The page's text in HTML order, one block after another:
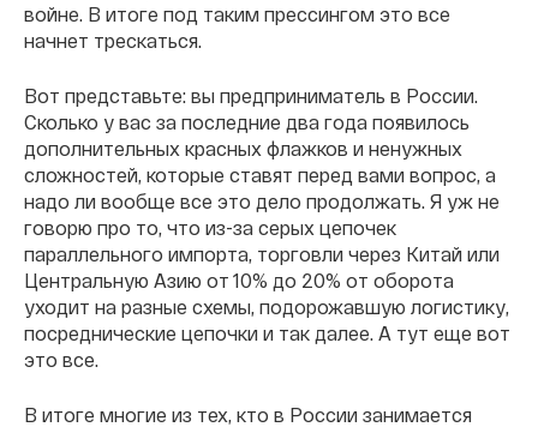
войне. В итоге под таким прессингом это все
начнет трескаться.
Вот представьте: вы предприниматель в России.
Сколько у вас за последние два года появилось
дополнительных красных флажков и ненужных
сложностей, которые ставят перед вами вопрос, а
надо ли вообще все это дело продолжать. Я уж не
говорю про то, что из-за серых цепочек
параллельного импорта, торговли через Китай или
Центральную Азию от 10% до 20% от оборота
уходит на разные схемы, подорожавшую логистику,
посреднические цепочки и так далее. А тут еще вот
это все.
В итоге многие из тех, кто в России занимается